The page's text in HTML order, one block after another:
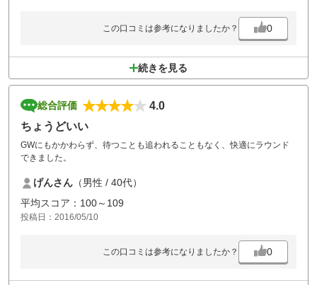
この口コミは参考になりましたか？ 0
続きを見る
総合評価
4.0
ちょうどいい
GWにもかかわらず、待つことも追われることもなく、快適にラウンド
できました。
げんさん （男性 / 40代）
平均スコア：100～109
投稿日：2016/05/10
この口コミは参考になりましたか？ 0